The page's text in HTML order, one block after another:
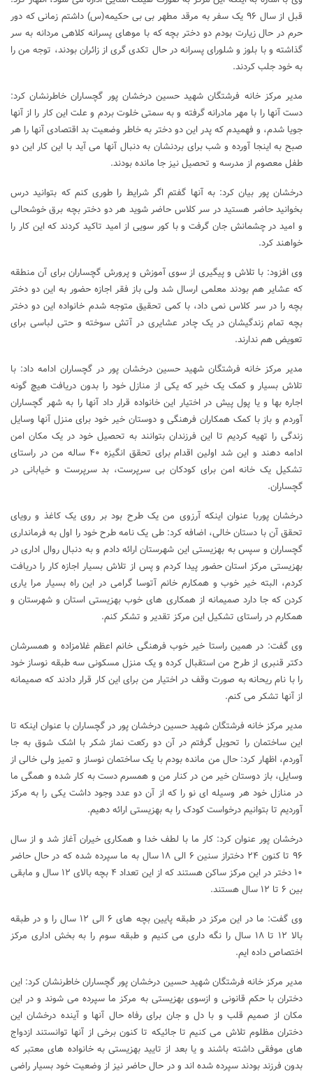
قبل از سال ۹۶ یک سفر به مرقد مطهر بی بی حکیمه(س) داشتم زمانی که دور
حرم در حال زیارت بودم دو دختر بچه که با موهای پسرانه کلاهی مردانه به سر
گذاشته و با بلوز و شلورای پسرانه در حال تکدی گری از زائران بودند، توجه من را
به خود جلب کردند.
مدیر مرکز خانه فرشتگان شهید حسین درخشان پور گچساران خاطرنشان کرد:
دست آنها را با مهر مادرانه گرفته و به سمتی خلوت بردم و علت این کار را از آنها
جویا شدم، و فهمیدم که پدر این دو دختر به خاطر وضعیت بد اقتصادی آنها را هر
صبح به اینجا آورده و شب برای بردنشان به دنبال آنها می آید با این کار این دو
طفل معصوم از مدرسه و تحصیل نیز جا مانده بودند.
درخشان پور بیان کرد: به آنها گفتم اگر شرایط را طوری کنم که بتوانید درس
بخوانید حاضر هستید در سر کلاس حاضر شوید هر دو دختر بچه برق خوشحالی
و امید در چشمانش جان گرفت و با کور سویی از امید تاکید کردند که این کار را
خواهند کرد.
وی افزود: با تلاش و پیگیری از سوی آموزش و پرورش گچساران برای آن منطقه
که عشایر هم بودند معلمی ارسال شد ولی باز فقر اجازه حضور به این دو دختر
بچه را در سر کلاس نمی داد، با کمی تحقیق متوجه شدم خانواده این دو دختر
بچه تمام زندگیشان در یک چادر عشایری در آتش سوخته و حتی لباسی برای
تعویض هم ندارند.
مدیر مرکز خانه فرشتگان شهید حسین درخشان پور در گچساران ادامه داد: با
تلاش بسیار و کمک یک خیر که یکی از منازل خود را بدون دریافت هیچ گونه
اجاره بها و یا پول پیش در اختیار این خانواده قرار داد آنها را به شهر گچساران
آوردم و باز با کمک همکاران فرهنگی و دوستان خیر خود برای منزل آنها وسایل
زندگی را تهیه کردیم تا این فرزندان بتوانند به تحصیل خود در یک مکان امن
ادامه دهند و این شد اولین اقدام برای تحقق انگیزه ۴۰ ساله من در راستای
تشکیل یک خانه امن برای کودکان بی سرپرست، بد سرپرست و خیابانی در
گچساران.
درخشان پوربا عنوان اینکه آرزوی من یک طرح بود بر روی یک کاغذ و رویای
تحقق آن با دستان خالی، اضافه کرد: طی یک نامه طرح خود را اول به فرمانداری
گچساران و سپس به بهزیستی این شهرستان ارائه دادم و به دنبال روال اداری در
بهزیستی مرکز استان حضور پیدا کردم و پس از تلاش بسیار اجازه کار را دریافت
کردم، البته خیر خوب و همکارم خانم آتوسا گرامی در این راه بسیار مرا یاری
کردن که جا دارد صمیمانه از همکاری های خوب بهزیستی استان و شهرستان و
همکارم در راستای تشکیل این مرکز تقدیر و تشکر کنم.
وی گفت: در همین راستا خیر خوب فرهنگی خانم اعظم غلامزاده و همسرشان
دکتر قنبری از طرح من استقبال کرده و یک منزل مسکونی سه طبقه نوساز خود
را با نام ریحانه به صورت وقف در اختیار من برای این کار قرار دادند که صمیمانه
از آنها تشکر می کنم.
مدیر مرکز خانه فرشتگان شهید حسین درخشان پور در گچساران با عنوان اینکه تا
این ساختمان را تحویل گرفتم در آن دو رکعت نماز شکر با اشک شوق به جا
آوردم، اظهار کرد: حال من مانده بودم با یک ساختمان نوساز و تمیز ولی خالی از
وسایل، باز دوستان خیر من در کنار من و همسرم دست به کار شده و همگی ما
در منازل خود هر وسیله ای نو را که از آن دو عدد وجود داشت یکی را به مرکز
آوردیم تا بتوانیم درخواست کودک را به بهزیستی ارائه دهیم.
درخشان پور عنوان کرد: کار ما با لطف خدا و همکاری خیران آغاز شد و از سال
۹۶ تا کنون ۲۴ دختراز سنین ۶ الی ۱۸ سال به ما سپرده شده که در حال حاضر
۱۰ دختر در این مرکز ساکن هستند که از این تعداد ۴ بچه بالای ۱۲ سال و مابقی
بین ۶ تا ۱۲ سال هستند.
وی گفت: ما در این مرکز در طبقه پایین بچه های ۶ الی ۱۲ سال را و در طبقه
بالا ۱۲ تا ۱۸ سال را نگه داری می کنیم و طبقه سوم را به بخش اداری مرکز
اختصاص داده ایم.
مدیر مرکز خانه فرشتگان شهید حسین درخشان پور گچساران خاطرنشان کرد: این
دختران با حکم قانونی و ازسوی بهزیستی به مرکز ما سپرده می شوند و در این
مکان از صمیم قلب و با دل و جان برای رفاه حال آنها و آینده درخشان این
دختران مظلوم تلاش می کنیم تا جائیکه تا کنون برخی از آنها توانستند ازدواج
های موفقی داشته باشند و یا بعد از تایید بهزیستی به خانواده های معتبر که
بدون فرزند بودند سپرده شده اند و در حال حاضر نیز از وضعیت خود بسیار راضی